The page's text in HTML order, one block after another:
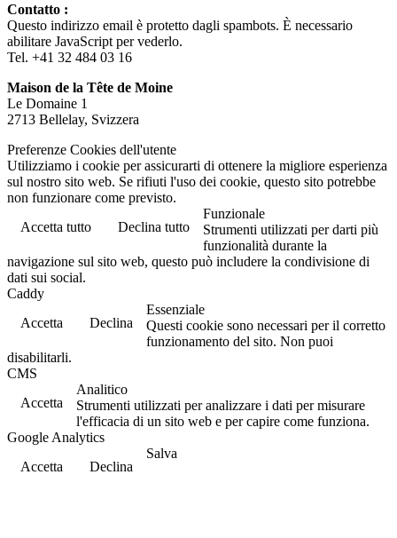
Contatto :
Questo indirizzo email è protetto dagli spambots. È necessario
abilitare JavaScript per vederlo.
Tel. +41 32 484 03 16
Maison de la Tête de Moine
Le Domaine 1
2713 Bellelay, Svizzera
Preferenze Cookies dell'utente
Utilizziamo i cookie per assicurarti di ottenere la migliore esperienza
sul nostro sito web. Se rifiuti l'uso dei cookie, questo sito potrebbe
non funzionare come previsto.
Accetta tutto
Declina tutto
Funzionale
Strumenti utilizzati per darti più
funzionalità durante la
navigazione sul sito web, questo può includere la condivisione di
dati sui social.
Caddy
Accetta
Declina
Essenziale
Questi cookie sono necessari per il corretto
funzionamento del sito. Non puoi
disabilitarli.
CMS
Accetta
Analitico
Strumenti utilizzati per analizzare i dati per misurare
l'efficacia di un sito web e per capire come funziona.
Google Analytics
Accetta
Declina
Salva